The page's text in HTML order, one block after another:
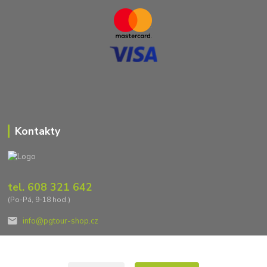
Kontakty
tel. 608 321 642
(Po-Pá, 9-18 hod.)
info@pgtour-shop.cz